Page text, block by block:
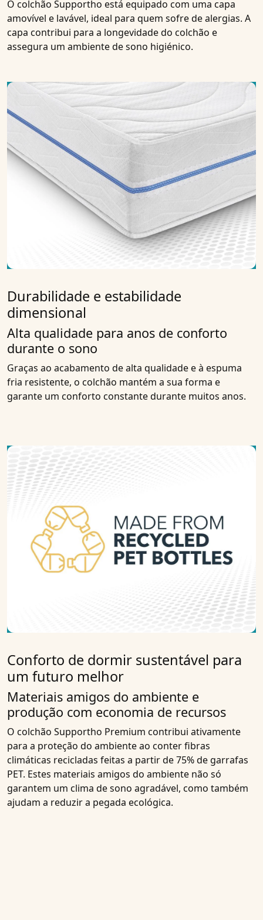
O colchão Supportho está equipado com uma capa
amovível e lavável, ideal para quem sofre de alergias. A
capa contribui para a longevidade do colchão e
assegura um ambiente de sono higiénico.
Durabilidade e estabilidade
dimensional
Alta qualidade para anos de conforto
durante o sono
Graças ao acabamento de alta qualidade e à espuma
fria resistente, o colchão mantém a sua forma e
garante um conforto constante durante muitos anos.
Conforto de dormir sustentável para
um futuro melhor
Materiais amigos do ambiente e
produção com economia de recursos
O colchão Supportho Premium contribui ativamente
para a proteção do ambiente ao conter fibras
climáticas recicladas feitas a partir de 75% de garrafas
PET. Estes materiais amigos do ambiente não só
garantem um clima de sono agradável, como também
ajudam a reduzir a pegada ecológica.